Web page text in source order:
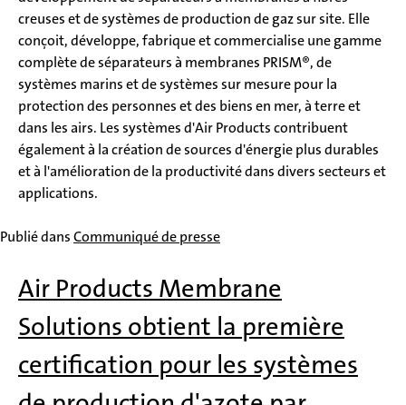
creuses et de systèmes de production de gaz sur site. Elle
conçoit, développe, fabrique et commercialise une gamme
complète de séparateurs à membranes PRISM®, de
systèmes marins et de systèmes sur mesure pour la
protection des personnes et des biens en mer, à terre et
dans les airs. Les systèmes d'Air Products contribuent
également à la création de sources d'énergie plus durables
et à l'amélioration de la productivité dans divers secteurs et
applications.
Publié dansCommuniqué de presse
Air Products Membrane
Solutions obtient la première
certification pour les systèmes